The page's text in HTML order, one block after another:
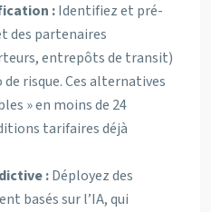
:Identifiez et pré-
des partenaires
entrepôts de transit)
risque. Ces alternatives
» en moins de 24
tarifaires déjà
:Déployez des
basés sur l’IA, qui